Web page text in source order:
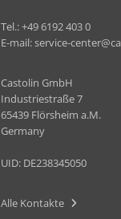
Tel.:+49 6192 403 0
E-mail:service-
Castolin GmbH
Industriestraße 7
65439 Flörsheim a.M.
Germany
UID: DE238345050
Alle Kontakte